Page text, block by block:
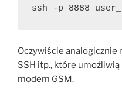
ssh -p 8888
Oczywiście analogicznie
SSH itp., które
modem GSM.